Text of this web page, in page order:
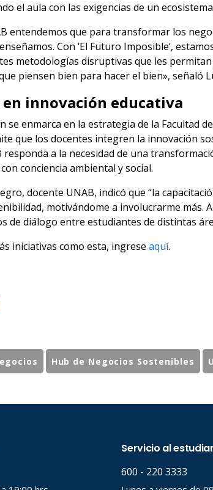
el aula con las exigencias de un
entendemos que para transformar los
Con ‘El Futuro Imposible’,
metodologías disruptivas que les
piensen bien para hacer el bien», señaló
en innovación educativa
se enmarca en la estrategia de la Facultad
que los docentes integren la innovación
responda a la necesidad de una
conciencia ambiental y social.
docente UNAB, indicó que “la
motivándome a involucrarme más.
de diálogo entre estudiantes de distintas
iniciativas como esta, ingrese aquí.
Hub de Negocios Sostenibles